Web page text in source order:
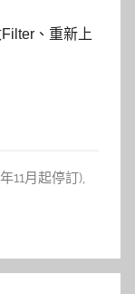
、重新上
11月起停訂),